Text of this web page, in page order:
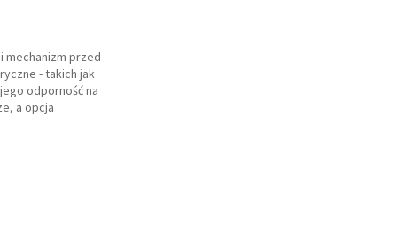
mechanizm przed
- takich jak
odporność na
a opcja